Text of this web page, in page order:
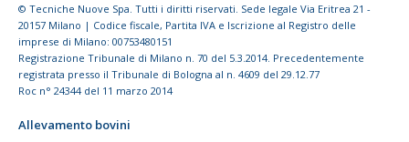
© Tecniche Nuove Spa. Tutti i diritti riservati. Sede legale Via Eritrea 21 -
20157 Milano | Codice fiscale, Partita IVA e Iscrizione al Registro delle
imprese di Milano: 00753480151
Registrazione Tribunale di Milano n. 70 del 5.3.2014. Precedentemente
registrata presso il Tribunale di Bologna al n. 4609 del 29.12.77
Roc n° 24344 del 11 marzo 2014
Allevamento bovini